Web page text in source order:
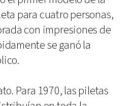
para cuatro personas,
con impresiones de
se ganó la
Para 1970, las piletas